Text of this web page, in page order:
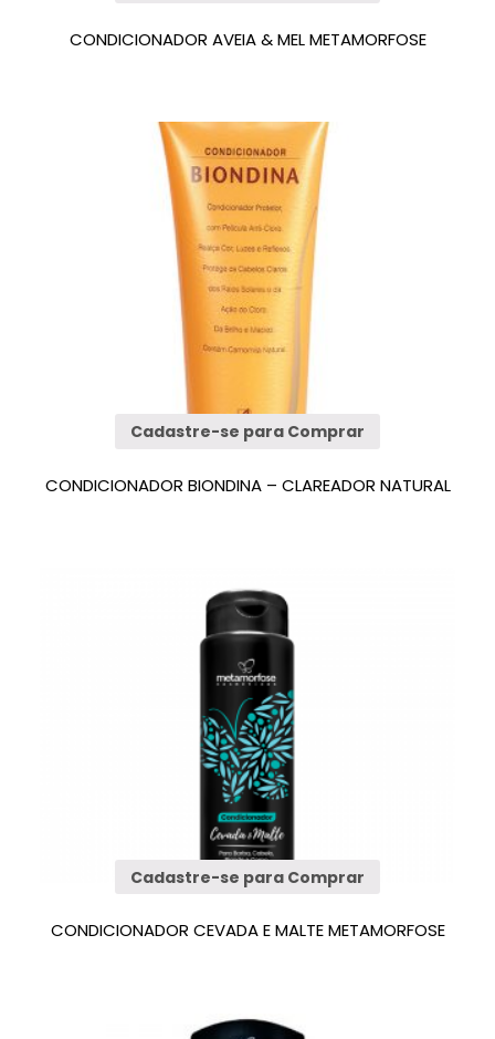
CONDICIONADOR AVEIA & MEL METAMORFOSE
Cadastre-se para Comprar
CONDICIONADOR BIONDINA – CLAREADOR NATURAL
Cadastre-se para Comprar
CONDICIONADOR CEVADA E MALTE METAMORFOSE